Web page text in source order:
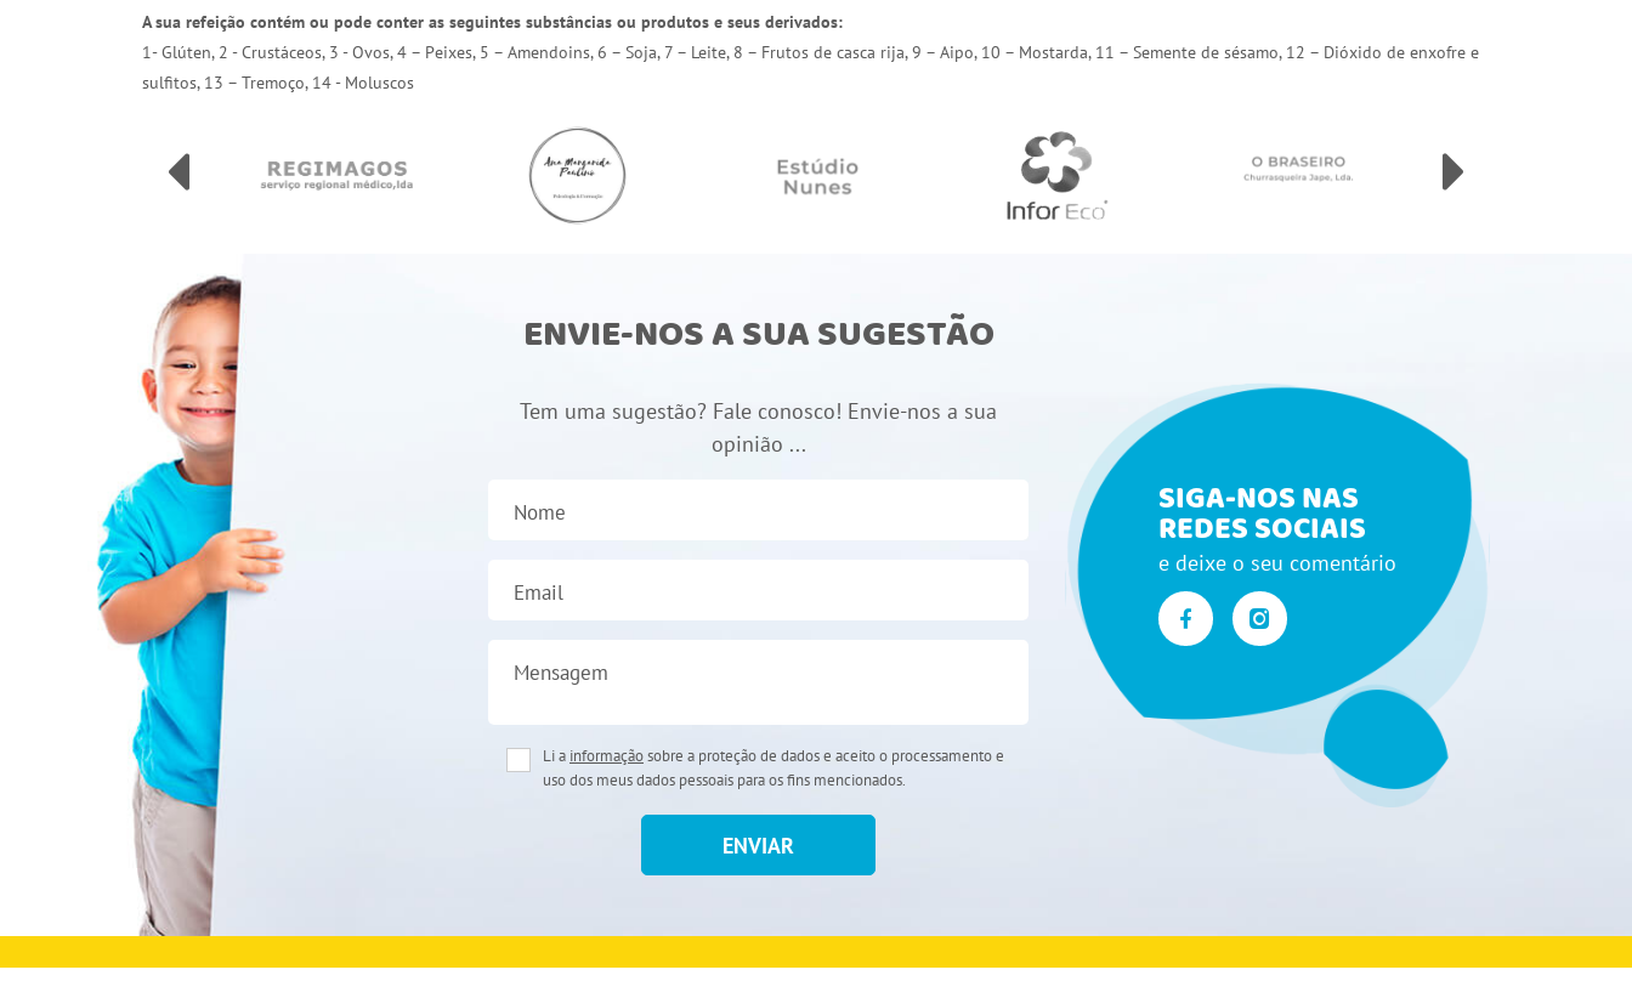
A sua refeição contém ou pode conter as seguintes substâncias ou produtos e seus derivados:
1- Glúten, 2 - Crustáceos, 3 - Ovos, 4 – Peixes, 5 – Amendoins, 6 – Soja, 7 – Leite, 8 – Frutos de casca rija, 9 – Aipo, 10 – Mostarda, 11 – Semente de sésamo, 12 – Dióxido de enxofre e
sulfitos, 13 – Tremoço, 14 - Moluscos
ENVIE-NOS A SUA SUGESTÃO
Tem uma sugestão? Fale conosco! Envie-nos a sua
opinião ...
Nome
Email
Mensagem
Li a informaçãosobre a proteção de dados e aceito o processamento e
uso dos meus dados pessoais para os fins mencionados.
ENVIAR
SIGA-NOS NAS
REDES SOCIAIS
e deixe o seu comentário